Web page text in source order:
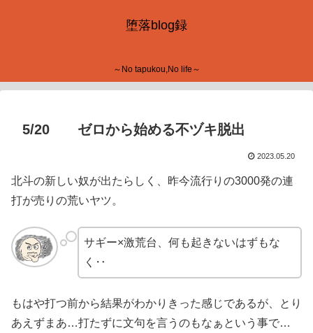
堕落blog録
～No tapukou,No life～
5/20 ゼロから始める不ヅキ脱出
2023.05.20
北斗の新しい奴が出たらしく、昨今流行りの3000発の連
打が売りの荒いヤツ。
サギー×激荒台、何も起きないはずもな
く‥
もはや打つ前から結果がわかりきった感じであるが、とり
あえずまあ…打たずに文句を言うのもなぁという事で…